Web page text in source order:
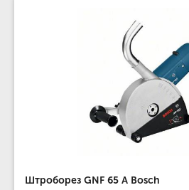
Штроборез GNF 65 A Bosch